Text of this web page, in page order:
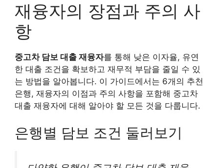
재융자의 장점과 주의 사
항
중고차 담보 대출 재융자를 통해 낮은 이자율, 유연
한 대출 조건을 확보하고 재무적 부담을 줄일 수 있
는 방법을 알아봅니다. 이 가이드에서는 6개의 추천
은행, 재융자의 이점과 주의 사항을 포함해 중고차
대출 재융자에 대해 알아야 할 모든 것을 다룹니다.
은행별 담보 조건 둘러보기